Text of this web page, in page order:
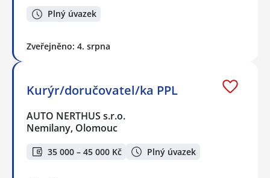
Plný úvazek
Zveřejněno: 4. srpna
Kurýr/doručovatel/ka PPL
AUTO NERTHUS s.r.o.
Nemilany, Olomouc
35 000 – 45 000 Kč Plný úvazek